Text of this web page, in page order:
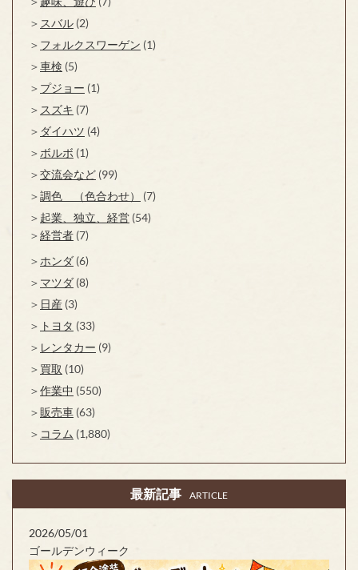
スバル (2)
フォルクスワーゲン (1)
車検 (5)
プジョー (1)
スズキ (7)
ダイハツ (4)
ボルボ (1)
交流会など (99)
調色 （色合わせ）
(7)
起業、独立、経営 (54)
経営者 (7)
ホンダ (6)
マツダ (8)
日産 (3)
トヨタ (33)
レンタカー (9)
買取 (10)
作業中 (550)
販売車 (63)
コラム (1,880)
最新記事 ARTICLE
2026/05/01
ゴールデンウィーク